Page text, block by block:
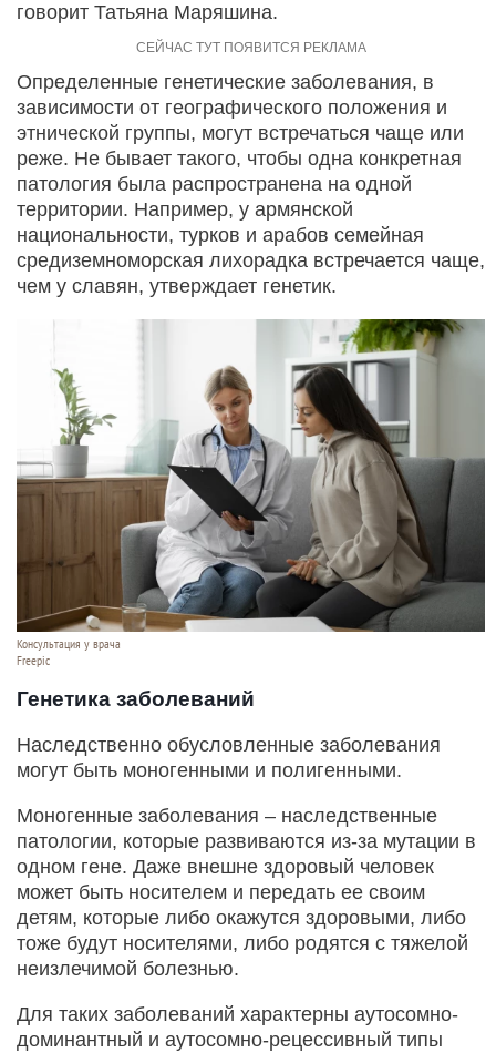
говорит Татьяна Маряшина.
Определенные генетические заболевания, в
зависимости от географического положения и
этнической группы, могут встречаться чаще или
реже. Не бывает такого, чтобы одна конкретная
патология была распространена на одной
территории. Например, у армянской
национальности, турков и арабов семейная
средиземноморская лихорадка встречается чаще,
чем у славян, утверждает генетик.
Консультация у врача
Freepic
Генетика заболеваний
Наследственно обусловленные заболевания
могут быть моногенными и полигенными.
Моногенные заболевания – наследственные
патологии, которые развиваются из-за мутации в
одном гене. Даже внешне здоровый человек
может быть носителем и передать ее своим
детям, которые либо окажутся здоровыми, либо
тоже будут носителями, либо родятся с тяжелой
неизлечимой болезнью.
Для таких заболеваний характерны аутосомно-
доминантный и аутосомно-рецессивный типы